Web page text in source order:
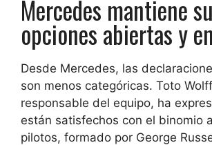
Mercedes mantiene
opciones abiertas y
Desde Mercedes, las
son menos categóricas. Toto
responsable del equipo, ha
están satisfechos con el binomio
pilotos, formado por George